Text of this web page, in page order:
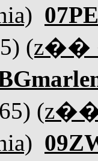
(z��
(z��